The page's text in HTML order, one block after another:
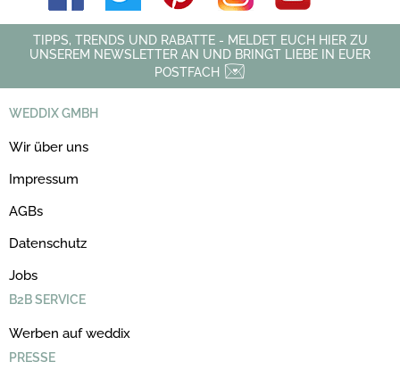
TIPPS, TRENDS UND RABATTE - MELDET EUCH HIER ZU
UNSEREM NEWSLETTER AN UND BRINGT LIEBE IN EUER
POSTFACH
WEDDIX GMBH
Wir über uns
Impressum
AGBs
Datenschutz
Jobs
B2B SERVICE
Werben auf weddix
PRESSE